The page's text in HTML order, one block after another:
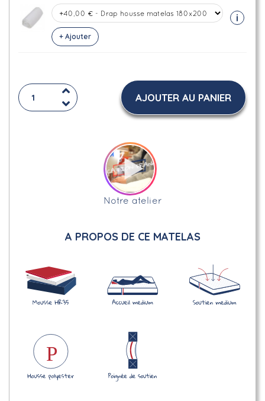
+ Ajouter
i
AJOUTER AU PANIER
Notre atelier
A PROPOS DE CE MATELAS